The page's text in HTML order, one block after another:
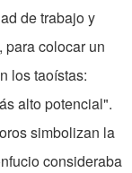
de trabajo y
para colocar un
los taoístas:
alto potencial".
simbolizan la
consideraba